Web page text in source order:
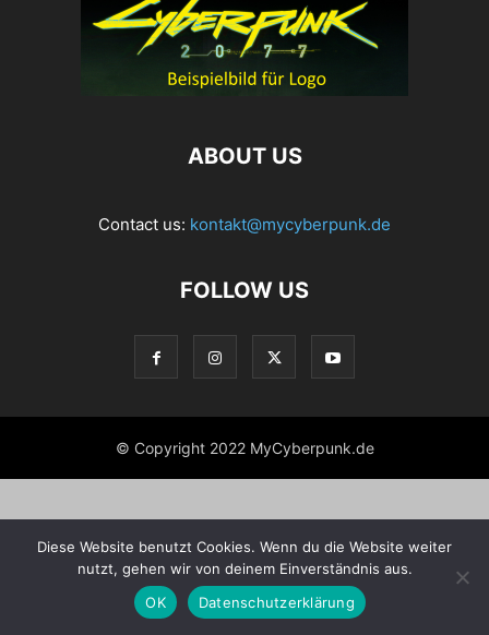
ABOUT US
Contact us: kontakt@mycyberpunk.de
FOLLOW US
© Copyright 2022 MyCyberpunk.de
Diese Website benutzt Cookies. Wenn du die Website weiter
nutzt, gehen wir von deinem Einverständnis aus.
OK
Datenschutzerklärung